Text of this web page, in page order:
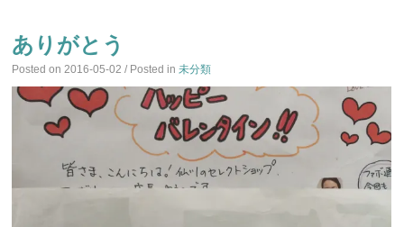
ありがとう
Posted on2016-05-02 / Posted in未分類